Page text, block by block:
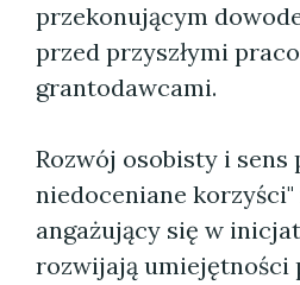
przekonującym
przed przyszłymi
grantodawcami.
Rozwój osobisty i sens
niedoceniane korzyści"
angażujący się w
rozwijają umiejętności